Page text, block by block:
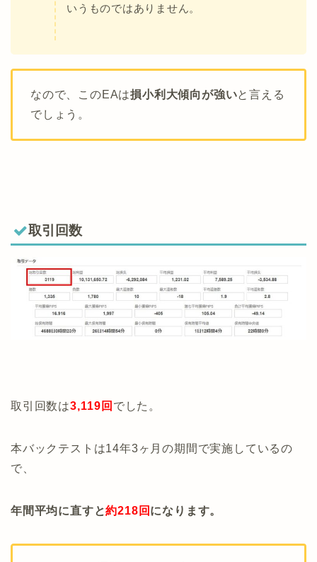
いうものではありません。
なので、このEAは損小利大傾向が強いと言える
でしょう。
取引回数
取引回数は3,119回 でした。
本バックテストは14年3ヶ月の期間で実施しているの
で、
年間平均に直すと約218回 になります。